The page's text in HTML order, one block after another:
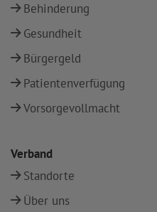
Behinderung
Gesundheit
Bürgergeld
Patientenverfügung
Vorsorgevollmacht
Verband
Standorte
Über uns